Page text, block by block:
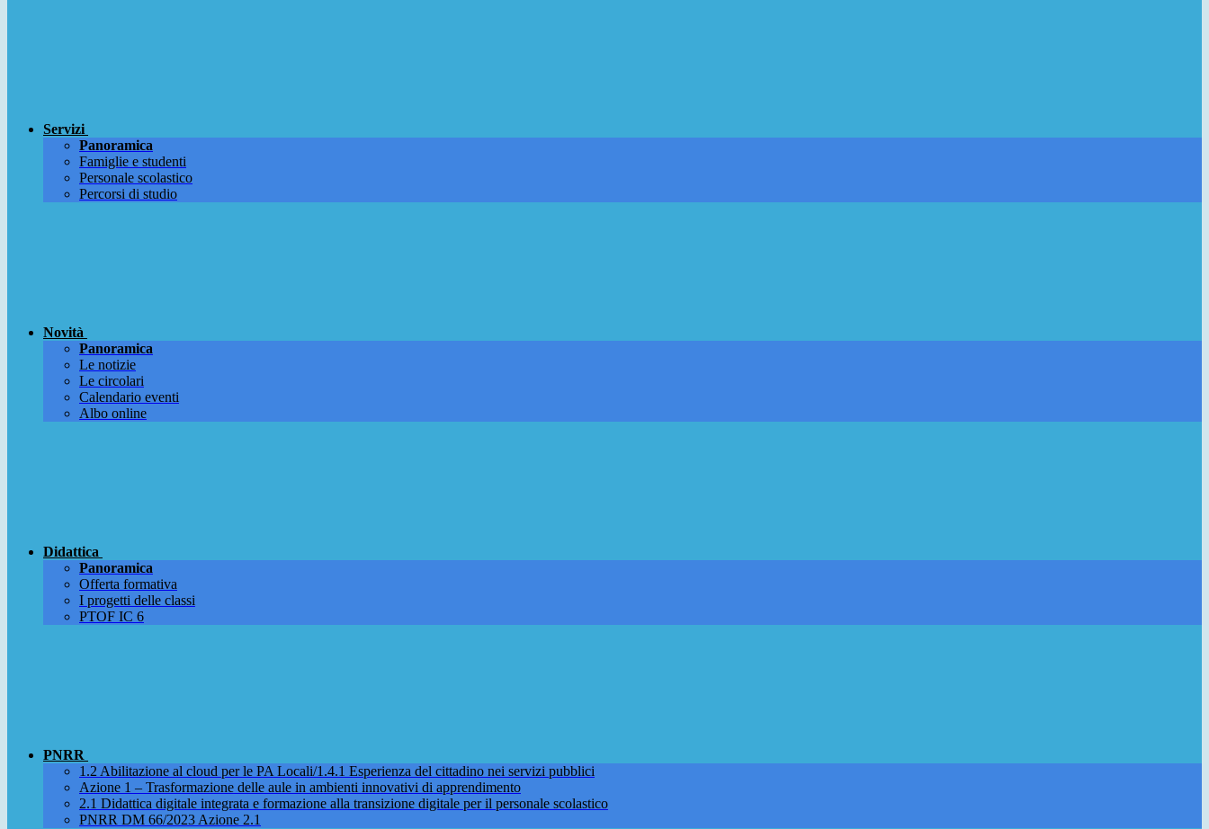
Servizi
Panoramica
Famiglie e studenti
Personale scolastico
Percorsi di studio
Novità
Panoramica
Le notizie
Le circolari
Calendario eventi
Albo online
Didattica
Panoramica
Offerta formativa
I progetti delle classi
PTOF IC 6
PNRR
1.2 Abilitazione al cloud per le PA Locali/1.4.1 Esperienza del cittadino nei servizi pubblici
Azione 1 – Trasformazione delle aule in ambienti innovativi di apprendimento
2.1 Didattica digitale integrata e formazione alla transizione digitale per il personale scolastico
PNRR DM 66/2023 Azione 2.1